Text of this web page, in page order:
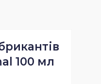
100 мл